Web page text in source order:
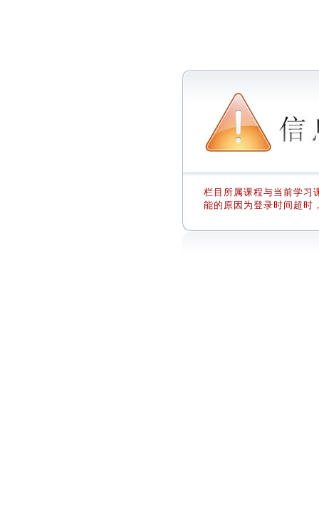
栏目所属课程与当前学习
能的原因为登录时间超时